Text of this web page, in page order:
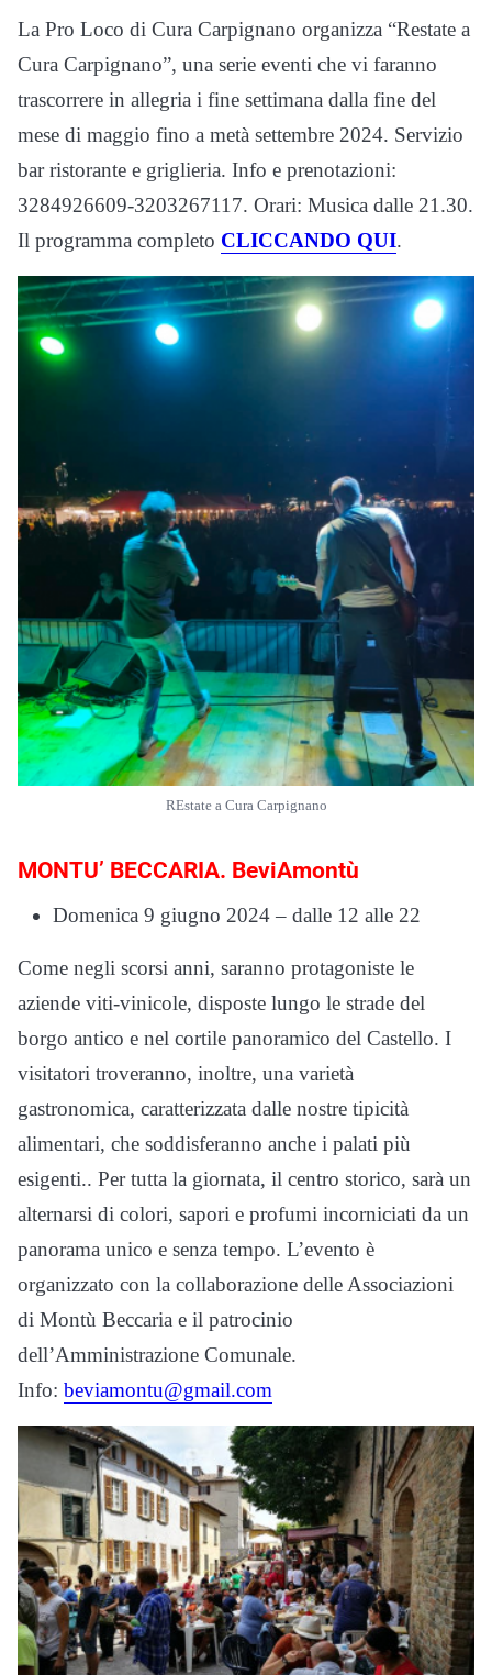
La Pro Loco di Cura Carpignano organizza “Restate a
Cura Carpignano”, una serie eventi che vi faranno
trascorrere in allegria i fine settimana dalla fine del
mese di maggio fino a metà settembre 2024. Servizio
bar ristorante e griglieria. Info e prenotazioni:
3284926609-3203267117. Orari: Musica dalle 21.30.
Il programma completo CLICCANDO QUI.
REstate a Cura Carpignano
MONTU’ BECCARIA. BeviAmontù
Domenica 9 giugno 2024 – dalle 12 alle 22
Come negli scorsi anni, saranno protagoniste le
aziende viti-vinicole, disposte lungo le strade del
borgo antico e nel cortile panoramico del Castello. I
visitatori troveranno, inoltre, una varietà
gastronomica, caratterizzata dalle nostre tipicità
alimentari, che soddisferanno anche i palati più
esigenti.. Per tutta la giornata, il centro storico, sarà un
alternarsi di colori, sapori e profumi incorniciati da un
panorama unico e senza tempo. L’evento è
organizzato con la collaborazione delle Associazioni
di Montù Beccaria e il patrocinio
dell’Amministrazione Comunale.
Info: beviamontu@gmail.com